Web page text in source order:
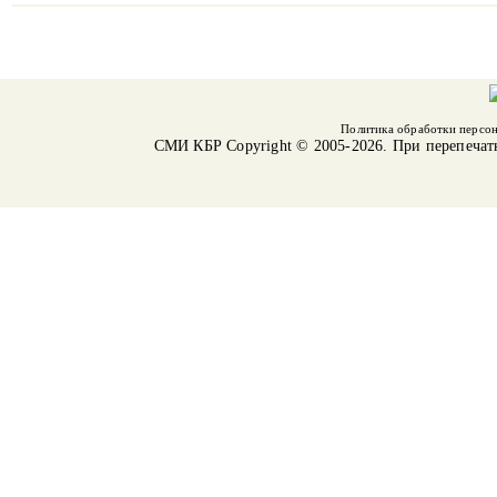
Политика обработки
СМИ КБРCopyright © 2005-2026. При